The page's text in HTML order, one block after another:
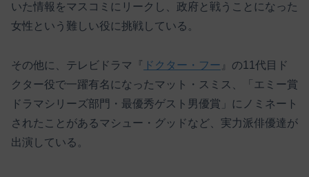
いた情報をマスコミにリークし、政府と戦うことになった
女性という難しい役に挑戦している。
その他に、テレビドラマ『 ドクター・フー 』の11代目ド
クター役で一躍有名になったマット・スミス、「エミー賞
ドラマシリーズ部門・最優秀ゲスト男優賞」にノミネート
されたことがあるマシュー・グッドなど、実力派俳優達が
出演している。